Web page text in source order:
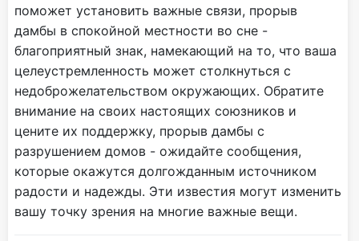
поможет установить важные связи, прорыв
дамбы в спокойной местности во сне -
благоприятный знак, намекающий на то, что ваша
целеустремленность может столкнуться с
недоброжелательством окружающих. Обратите
внимание на своих настоящих союзников и
цените их поддержку, прорыв дамбы с
разрушением домов - ожидайте сообщения,
которые окажутся долгожданным источником
радости и надежды. Эти известия могут изменить
вашу точку зрения на многие важные вещи.